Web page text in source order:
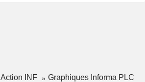
Action INF Graphiques Informa PLC